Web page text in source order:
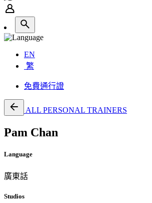
EN
繁
免費通行證
ALL PERSONAL TRAINERS
Pam Chan
Language
廣東話
Studios